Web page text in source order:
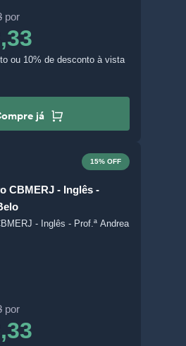
por
ou 10% de desconto à vista
já
15% OFF
CBMERJ - Inglês -
- Inglês - Prof.ª Andrea
por